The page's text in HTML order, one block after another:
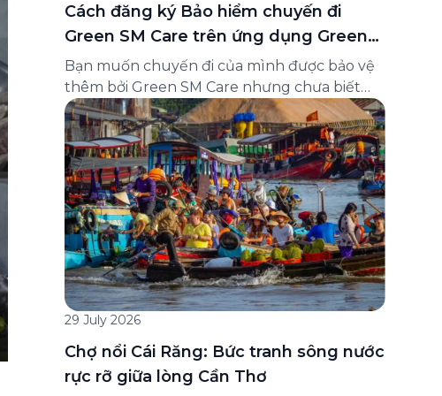
Cách đăng ký Bảo hiểm chuyến đi
Green SM Care trên ứng dụng Green
SM
Bạn muốn chuyến đi của mình được bảo vệ
thêm bởi Green SM Care nhưng chưa biết
đăng ký ở đâu? Bài viết dưới đây sẽ hướng
dẫn chi tiết cách tham gia (và hủy tham gia)
gói bảo hiểm này ngay trên ứng dụng Green
SM, cùng những lưu ý quan trọng trước khi
[…]
29 July 2026
Chợ nổi Cái Răng: Bức tranh sông nước
rực rỡ giữa lòng Cần Thơ